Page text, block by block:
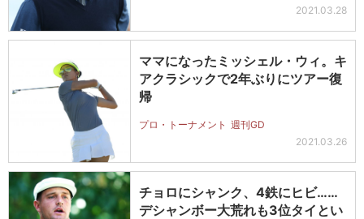
2021.03.28
ママになったミッシェル・ウィ。キ
アクラシックで2年ぶりにツアー復
帰
プロ・トーナメント 週刊GD
2021.03.26
チョロにシャンク、4鉄にヒビ……
デシャンボー大荒れも3位タイとい